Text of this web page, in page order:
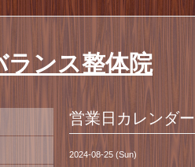
ランス整体院
営業日カレンダー
2024-08-25 (Sun)